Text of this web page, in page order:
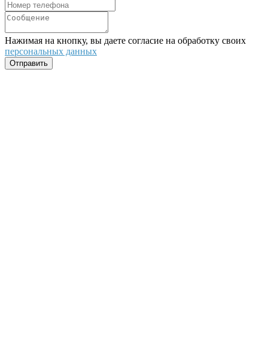
Нажимая на кнопку, вы даете согласие на обработку своих
персональных данных
Отправить